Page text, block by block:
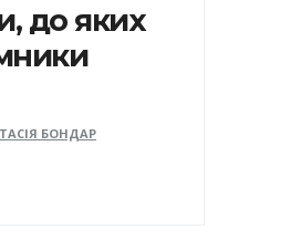
до яких
БОНДАР